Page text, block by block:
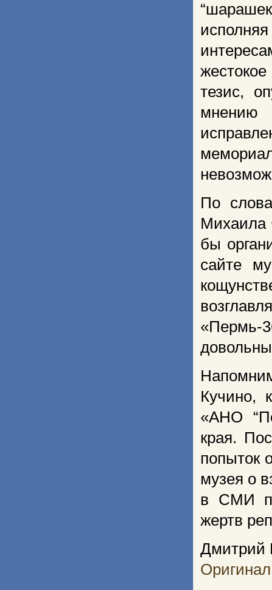
тезис,
мнению
По
Михаила
бы
сайте
«Пермь-
Кучино,
«АНО
края.
попыток
музея о
в СМИ
жертв
Дмитрий
Оригинал